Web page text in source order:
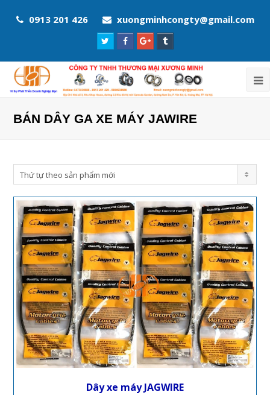
0913 201 426 xuongminhcongty@gmail.com
TwitterFacebook
Google
Profile
Tumblr
BÁN DÂY GA XE MÁY JAWIRE
Thứ tự theo sản phẩm mới
Dây xe máy JAGWIRE